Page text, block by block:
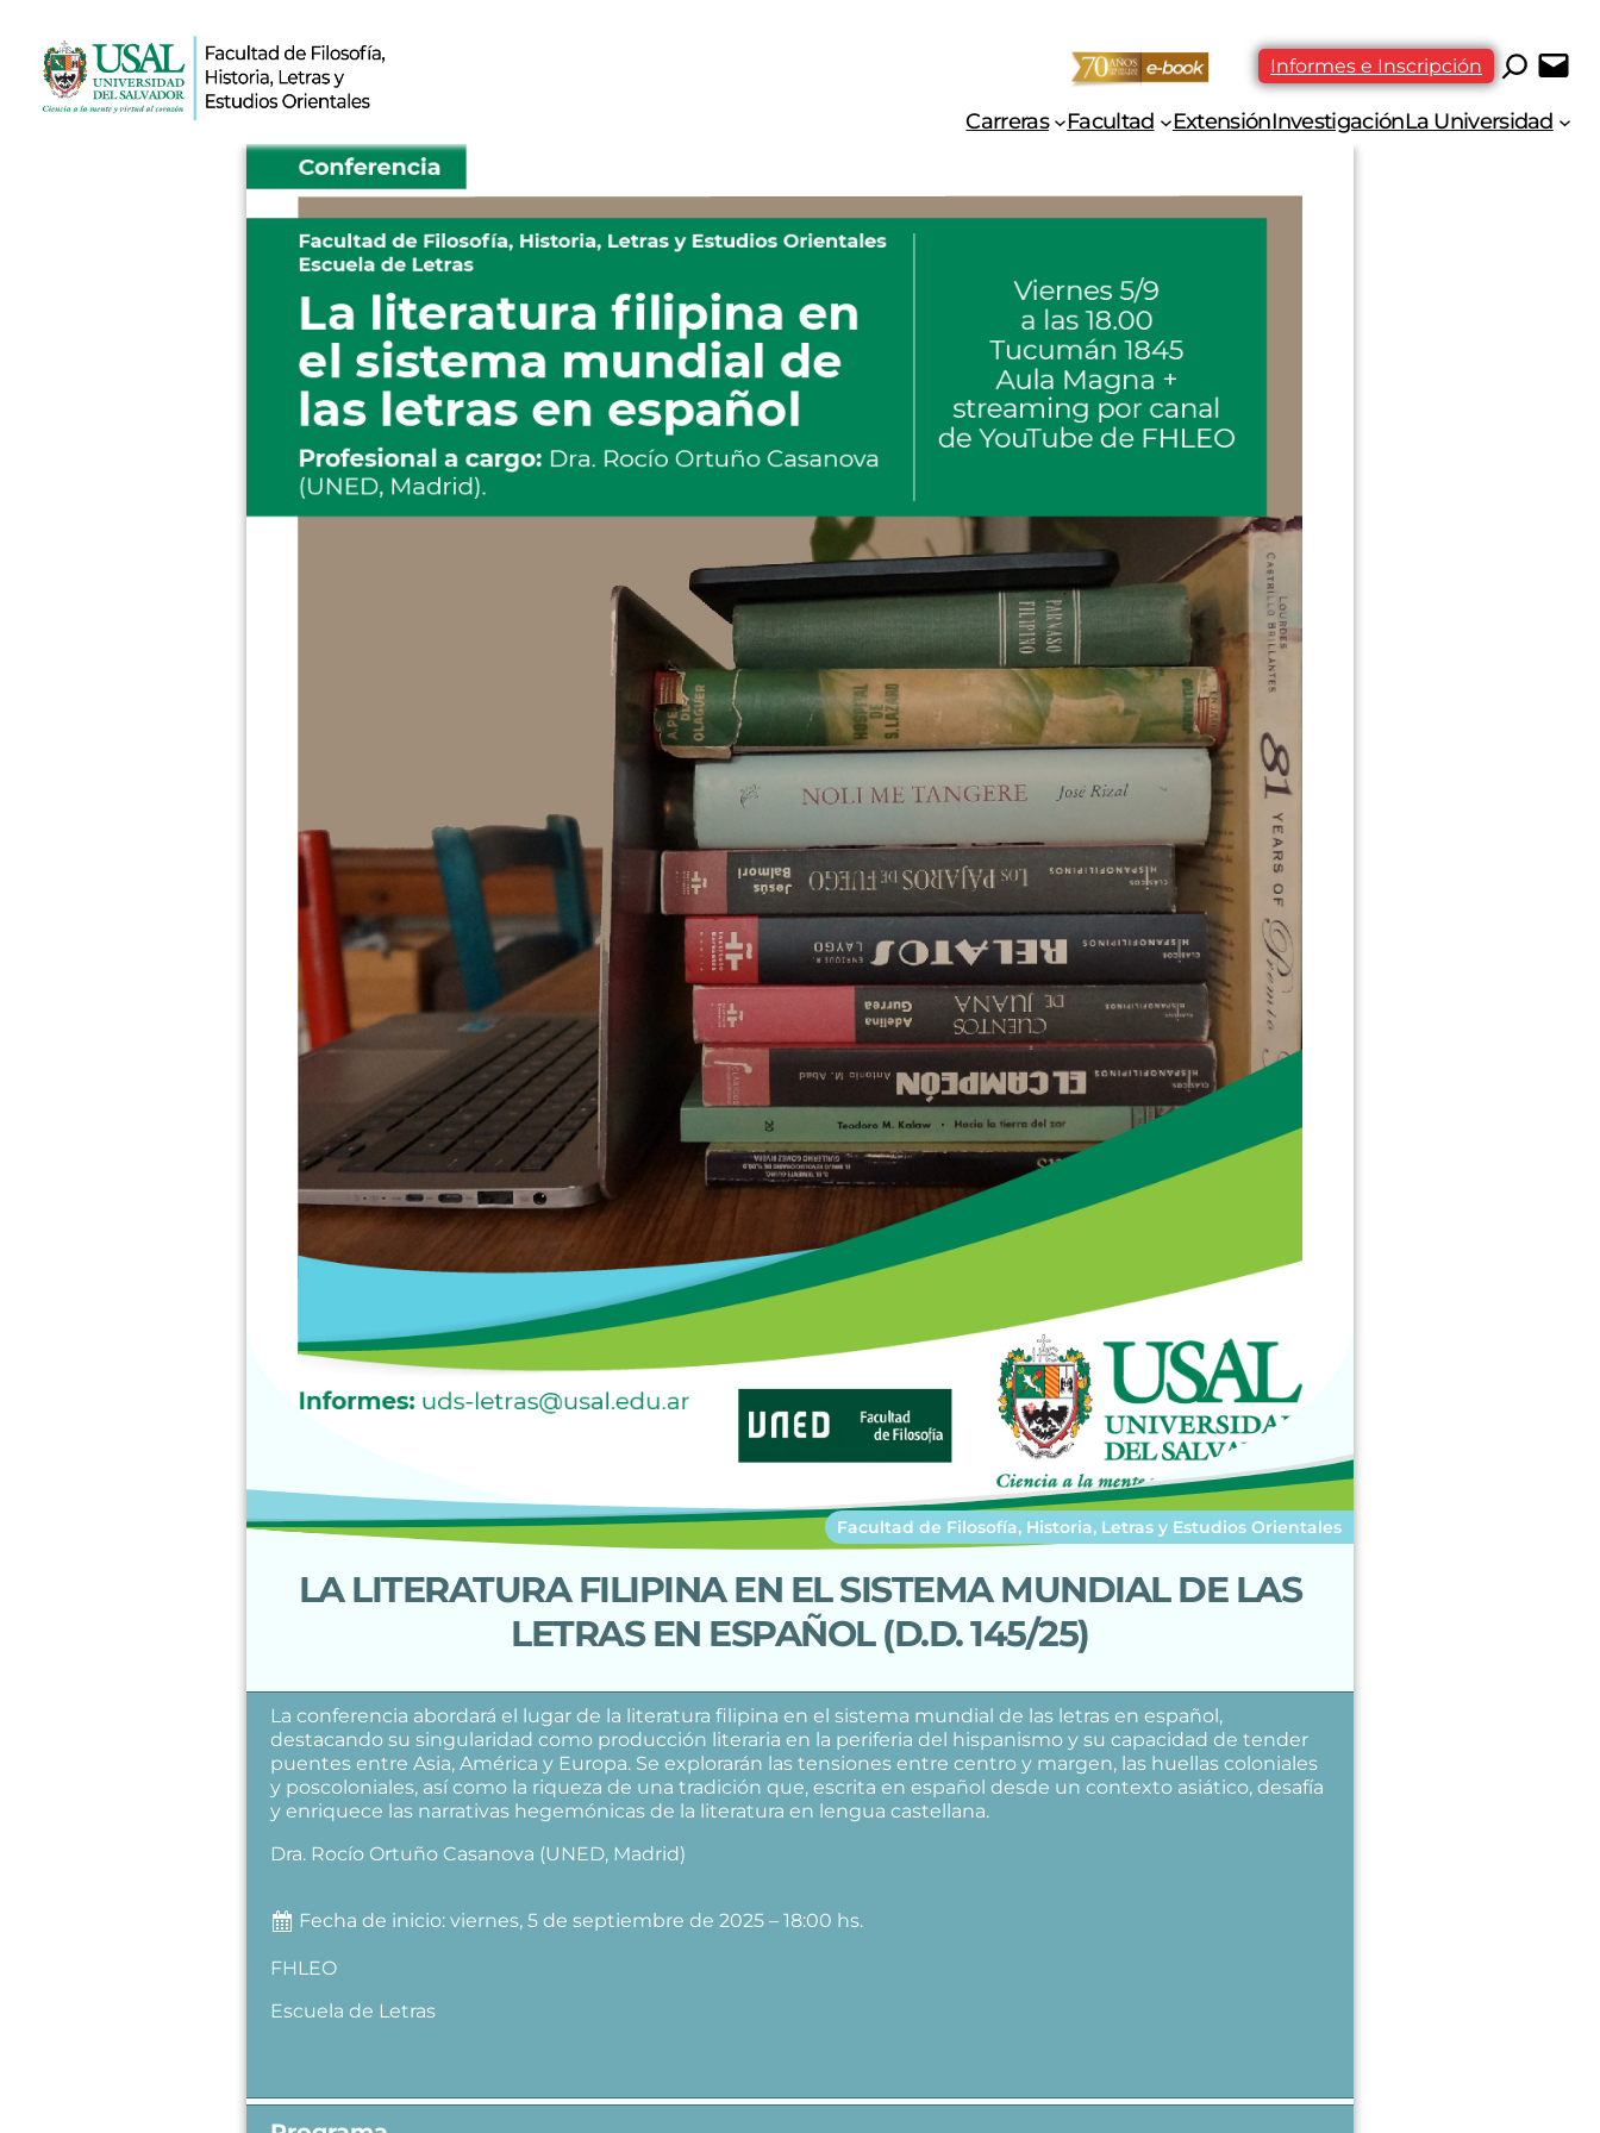
Informes e Inscripción
Carreras Facultad ExtensiónInvestigaciónLa Universidad
Facultad de Filosofía, Historia, Letras y Estudios Orientales
LA LITERATURA FILIPINA EN EL SISTEMA MUNDIAL DE LAS
LETRAS EN ESPAÑOL (D.D. 145/25)
La conferencia abordará el lugar de la literatura filipina en el sistema mundial de las letras en español,
destacando su singularidad como producción literaria en la periferia del hispanismo y su capacidad de tender
puentes entre Asia, América y Europa. Se explorarán las tensiones entre centro y margen, las huellas coloniales
y poscoloniales, así como la riqueza de una tradición que, escrita en español desde un contexto asiático, desafía
y enriquece las narrativas hegemónicas de la literatura en lengua castellana.
Dra. Rocío Ortuño Casanova (UNED, Madrid)
Fecha de inicio: viernes, 5 de septiembre de 2025 – 18:00 hs.
FHLEO
Escuela de Letras